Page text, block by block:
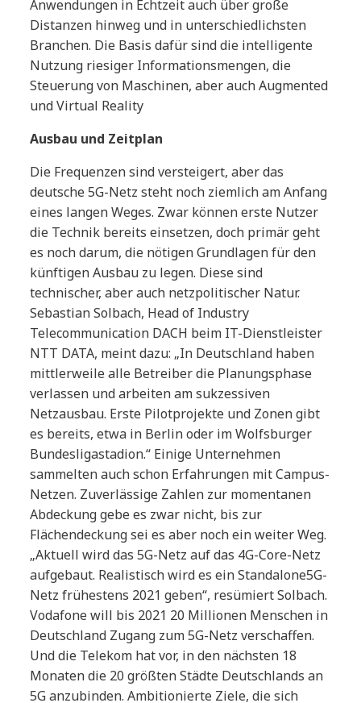
Anwendungen in Echtzeit auch über große
Distanzen hinweg und in unterschiedlichsten
Branchen. Die Basis dafür sind die intelligente
Nutzung riesiger Informationsmengen, die
Steuerung von Maschinen, aber auch Augmented
und Virtual Reality
Ausbau und Zeitplan
Die Frequenzen sind versteigert, aber das
deutsche 5G-Netz steht noch ziemlich am Anfang
eines langen Weges. Zwar können erste Nutzer
die Technik bereits einsetzen, doch primär geht
es noch darum, die nötigen Grundlagen für den
künftigen Ausbau zu legen. Diese sind
technischer, aber auch netzpolitischer Natur.
Sebastian Solbach, Head of Industry
Telecommunication DACH beim IT-Dienstleister
NTT DATA, meint dazu: „In Deutschland haben
mittlerweile alle Betreiber die Planungsphase
verlassen und arbeiten am sukzessiven
Netzausbau. Erste Pilotprojekte und Zonen gibt
es bereits, etwa in Berlin oder im Wolfsburger
Bundesligastadion.“ Einige Unternehmen
sammelten auch schon Erfahrungen mit Campus-
Netzen. Zuverlässige Zahlen zur momentanen
Abdeckung gebe es zwar nicht, bis zur
Flächendeckung sei es aber noch ein weiter Weg.
„Aktuell wird das 5G-Netz auf das 4G-Core-Netz
aufgebaut. Realistisch wird es ein Standalone5G-
Netz frühestens 2021 geben“, resümiert Solbach.
Vodafone will bis 2021 20 Millionen Menschen in
Deutschland Zugang zum 5G-Netz verschaffen.
Und die Telekom hat vor, in den nächsten 18
Monaten die 20 größten Städte Deutschlands an
5G anzubinden. Ambitionierte Ziele, die sich